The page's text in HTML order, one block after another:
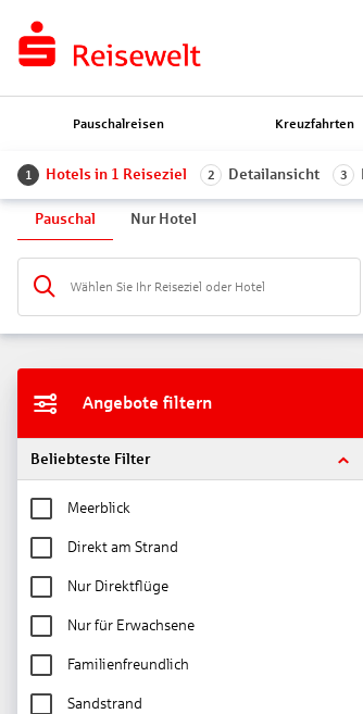
Pauschalreisen Kreuzfahrten
1 Hotels in 1 Reiseziel 2 Detailansicht 3
Pauschal Nur Hotel
Wählen Sie Ihr Reiseziel oder Hotel
Angebote filtern
Beliebteste Filter
Meerblick
Direkt am Strand
Nur Direktflüge
Nur für Erwachsene
Familienfreundlich
Sandstrand